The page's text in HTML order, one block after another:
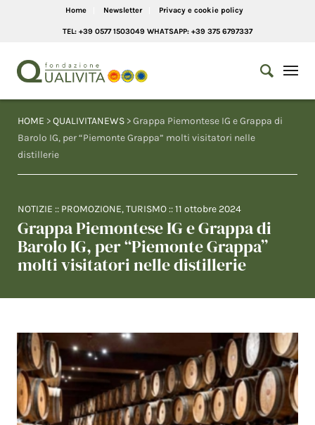
Home Newsletter Privacy e cookie policy
TEL: +39 0577 1503049 WHATSAPP: +39 375 6797337
HOME >QUALIVITANEWS > Grappa Piemontese IG e Grappa di
Barolo IG, per “Piemonte Grappa” molti visitatori nelle
distillerie
NOTIZIE :: PROMOZIONE,TURISMO ::11 ottobre 2024
Grappa Piemontese IG e Grappa di
Barolo IG, per “Piemonte Grappa”
molti visitatori nelle distillerie